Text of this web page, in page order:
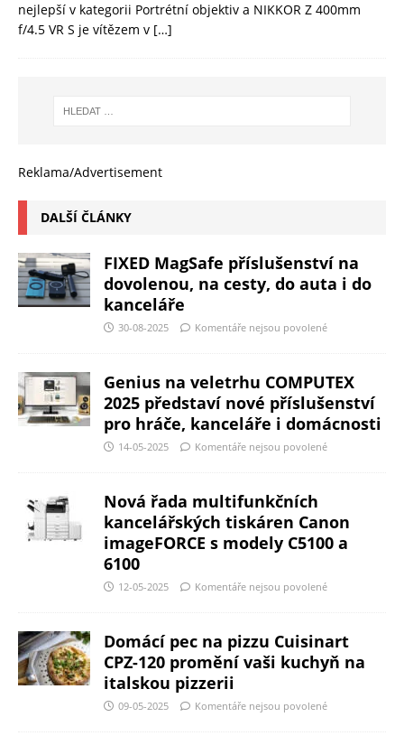
nejlepší v kategorii Portrétní objektiv a NIKKOR Z 400mm
f/4.5 VR S je vítězem v […]
Reklama/Advertisement
DALŠÍ ČLÁNKY
FIXED MagSafe příslušenství na
dovolenou, na cesty, do auta i do
kanceláře
30-08-2025 Komentáře nejsou povolené
Genius na veletrhu COMPUTEX
2025 představí nové příslušenství
pro hráče, kanceláře i domácnosti
14-05-2025 Komentáře nejsou povolené
Nová řada multifunkčních
kancelářských tiskáren Canon
imageFORCE s modely C5100 a
6100
12-05-2025 Komentáře nejsou povolené
Domácí pec na pizzu Cuisinart
CPZ-120 promění vaši kuchyň na
italskou pizzerii
09-05-2025 Komentáře nejsou povolené